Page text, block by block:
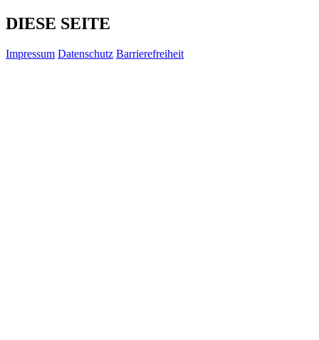
DIESE SEITE
Impressum Datenschutz Barrierefreiheit